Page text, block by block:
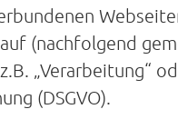
(nachfolgend
„Verarbeitung“
(DSGVO).